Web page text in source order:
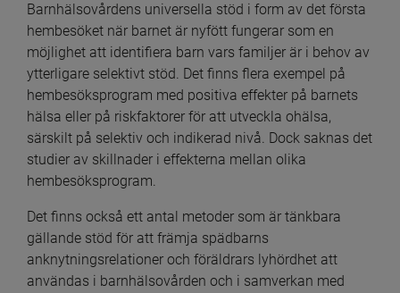
Barnhälsovårdens universella stöd i form av det första
hembesöket när barnet är nyfött fungerar som en
möjlighet att identifiera barn vars familjer är i behov av
ytterligare selektivt stöd. Det finns flera exempel på
hembesöks­program med positiva effekter på barnets
hälsa eller på riskfaktorer för att utveckla ohälsa,
särskilt på selektiv och indikerad nivå. Dock saknas det
studier av skillnader i effekterna mellan olika
hembesöksprogram.
Det finns också ett antal metoder som är tänkbara
gällande stöd för att främja späd­barns
anknytningsrelationer och föräldrars lyhördhet att
användas i barnhälsovården och i sam­verkan med